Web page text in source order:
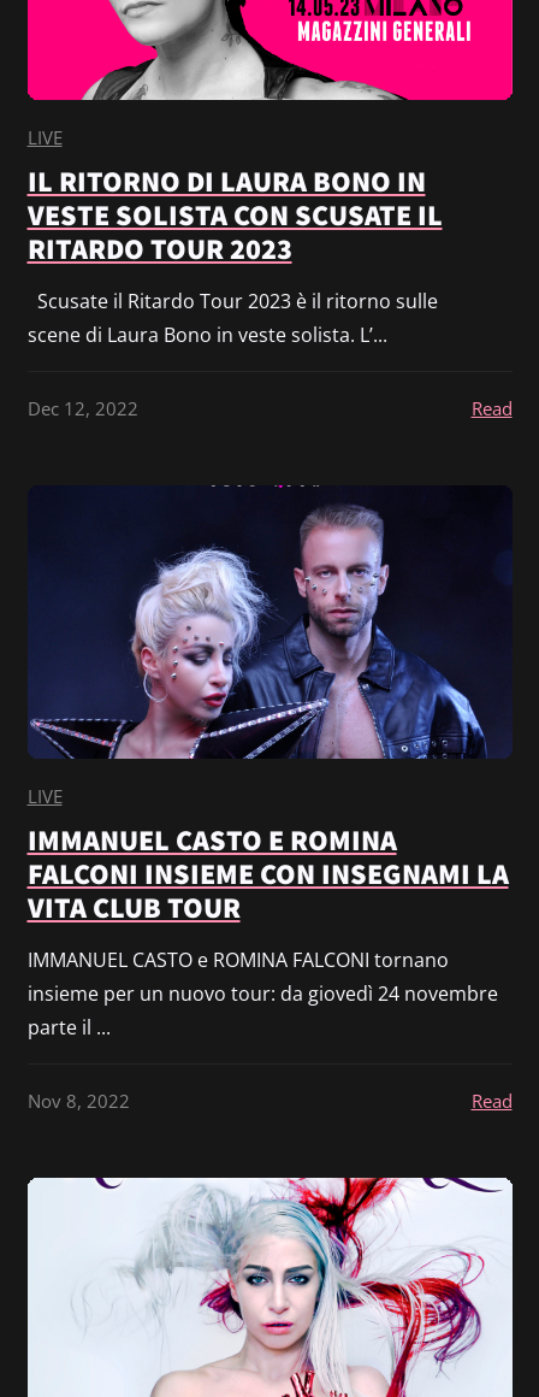
LIVE
IL RITORNO DI LAURA BONO IN
VESTE SOLISTA CON SCUSATE IL
RITARDO TOUR 2023
Scusate il Ritardo Tour 2023 è il ritorno sulle
scene di Laura Bono in veste solista. L’...
Dec 12, 2022 Read
LIVE
IMMANUEL CASTO E ROMINA
FALCONI INSIEME CON INSEGNAMI LA
VITA CLUB TOUR
IMMANUEL CASTO e ROMINA FALCONI tornano
insieme per un nuovo tour: da giovedì 24 novembre
parte il ...
Nov 8, 2022 Read